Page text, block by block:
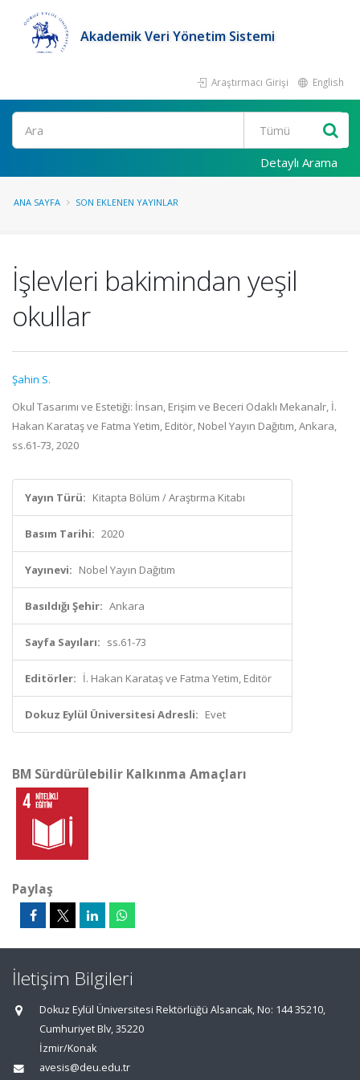
Akademik Veri Yönetim Sistemi
Araştırmacı Girişi English
Ara
Detaylı Arama
ANA SAYFA SON EKLENEN YAYINLAR
İşlevleri bakimindan yeşil
okullar
Şahin S.
Okul Tasarımı ve Estetiği: İnsan, Erişim ve Beceri Odaklı Mekanalr, İ.
Hakan Karataş ve Fatma Yetim, Editör, Nobel Yayın Dağıtım, Ankara,
ss.61-73, 2020
Yayın Türü: Kitapta Bölüm / Araştırma Kitabı
Basım Tarihi: 2020
Yayınevi: Nobel Yayın Dağıtım
Basıldığı Şehir: Ankara
Sayfa Sayıları: ss.61-73
Editörler: İ. Hakan Karataş ve Fatma Yetim, Editör
Dokuz Eylül Üniversitesi Adresli: Evet
BM Sürdürülebilir Kalkınma Amaçları
Paylaş
İletişim Bilgileri
Dokuz Eylül Üniversitesi Rektörlüğü Alsancak, No: 144 35210,
Cumhuriyet Blv, 35220
İzmir/Konak
avesis@deu.edu.tr